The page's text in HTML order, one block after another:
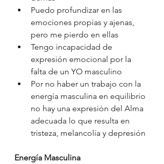
Puedo profundizar en las
emociones propias y ajenas,
pero me pierdo en ellas
Tengo incapacidad de
expresión emocional por la
falta de un YO masculino
Por no haber un trabajo con la
energía masculina en equilibrio
no hay una expresión del Alma
adecuada lo que resulta en
tristeza, melancolía y depresión
Energía Masculina